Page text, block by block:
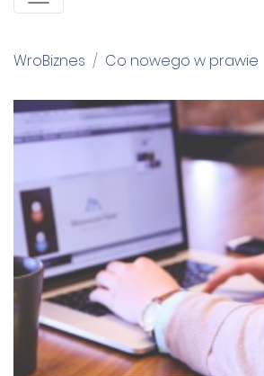
WroBiznes Co nowego w prawie